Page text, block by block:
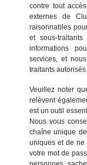
contre tout
externes de
raisonnables
et sous-
informations
services, et
traitants
Veuillez noter
relèvent
est un outil
Nous vous
chaîne unique
uniques et de ne
votre mot de